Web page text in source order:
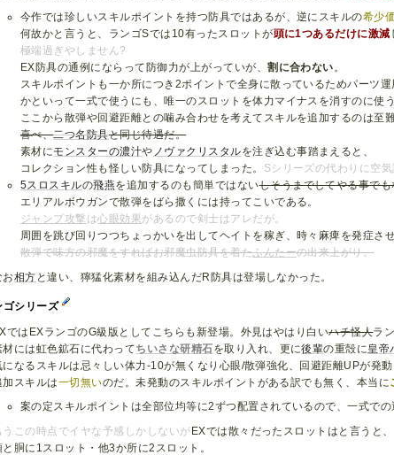
今作では珍しいスキルポイントを持つ防具ではあるが、逆にスキルの希少
何故かと言うと、ランゴSでは10有ったスロットが頭に1つあるだけに激減
極端過ぎやしません?
EX防具の通例にならって防御力が上がっていが、割に合わない。
スキルポイントも一か所につき2ポイントで全身に散っているためパーツ運
かといって一式で使うにも、唯一のスロットを体力マイナスを消すのに使
ここから散弾や回避距離との噛み合わせを考えてスキルを追加するのは至
喜べ、二つ名防具と同じ待遇だ。
素材にモンスターの濃汁や ノヴァクリスタルを注ぎ込む事踏まえると、
コレクション性も怪しい防具になってしまった。
Sシリーズの代わりに空
5スロスキルの飛燕を追加するのも簡単ではないしそうまでしてやる事でも
エリアルボウガンで散弾をばら撒くには持ってこいである。
ジャンプ攻撃 は心眼効果があるので剣士はアレだが。
周囲を跳び回りつつちょっかいを出してヘイトを稼ぎ、時々麻痺を発症さ
散弾で味方の邪魔をすればお邪魔虫防具を着たふんたーの出来上がり。
お相方 と違い、獰猛化素材を組み込んだR防具は登場しなかった。
ゴシリーズ
ではEXランゴのG級版としてこちらも新登場。外見はやはり白いハチ怪人ラ
材には虹色鉱石に代わってちいさな研精石を取り入れ、更に後輩の重殻に皇帝
になるスキルは忌々しい体力-10が無くなり心眼/散弾強化、回避距離UPが発動
加スキルは一切無いのだ。未発動のスキルポイントがある訳でも無く、本当に
案の定スキルポイントは全部位均等に2ずつ配置されているので、一式での
うこの時点でイヤな予感しかしないがEXでは散々だったスロットはと言うと、
と胴に1スロット・他3か所に2スロット。